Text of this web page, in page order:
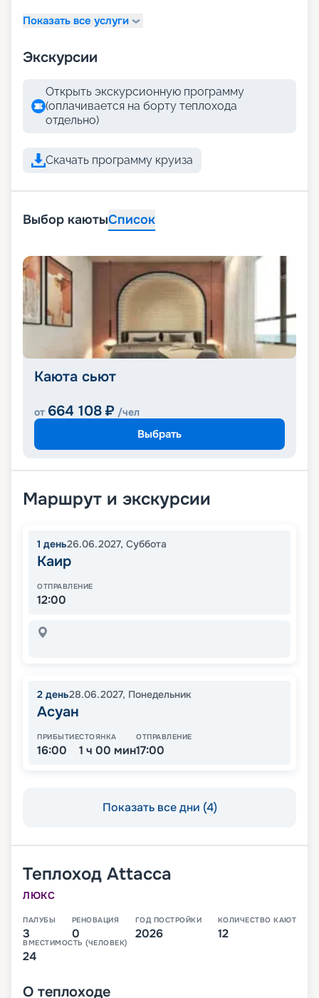
Показать все услуги
Экскурсии
Открыть экскурсионную программу
(оплачивается на борту теплохода
отдельно)
Скачать программу круиза
Выбор каютыСписок
Каюта сьют
от 664 108 ₽ /чел
Выбрать
Маршрут и экскурсии
1 день26.06.2027, Суббота
Каир
ОТПРАВЛЕНИЕ
12:00
2 день28.06.2027, Понедельник
Асуан
ПРИБЫТИЕ
16:00
СТОЯНКА
1 ч 00 мин
ОТПРАВЛЕНИЕ
17:00
Показать все дни (4)
Теплоход Attacca
ЛЮКС
ПАЛУБЫ
3
РЕНОВАЦИЯ
0
ГОД ПОСТРОЙКИ
2026
КОЛИЧЕСТВО КАЮТ
12
ВМЕСТИМОСТЬ (ЧЕЛОВЕК)
24
О теплоходе